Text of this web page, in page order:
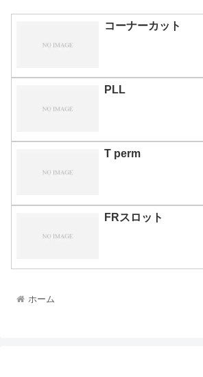
コーナーカット
PLL
T perm
FRスロット
ホーム